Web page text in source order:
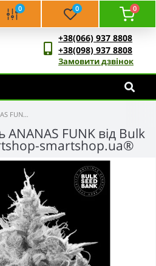
0 0 0
+38(066) 937 8808
+38(098) 937 8808
Замовити дзвінок
- Bulk Seed Bank
FUNK від Bulk
smartshop.ua®